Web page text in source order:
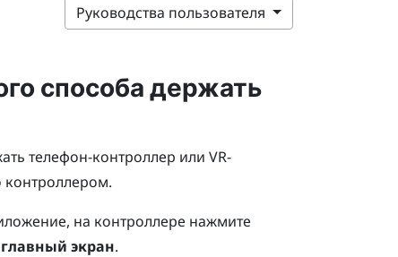
Руководства пользователя
способа держать
телефон-контроллер или VR-
контроллером.
на контроллере нажмите
экран.